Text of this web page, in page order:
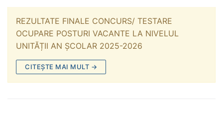
REZULTATE FINALE CONCURS/ TESTARE
OCUPARE POSTURI VACANTE LA NIVELUL
UNITĂȚII AN ȘCOLAR 2025-2026
CITEȘTE MAI MULT →